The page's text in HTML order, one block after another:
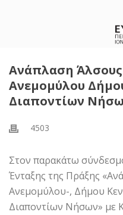
Ανάπλαση Άλσους
Ανεμομύλου
Διαποντίων
4503
Στον παρακάτω
Ένταξης της Πράξης
Ανεμομύλου-, Δήμου
Διαποντίων Νήσων» με